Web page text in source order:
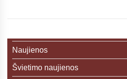
Naujienos
Švietimo naujienos